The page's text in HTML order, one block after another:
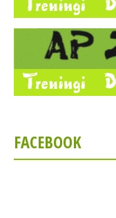
FACEBOOK